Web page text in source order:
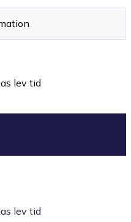
lev tid
lev tid